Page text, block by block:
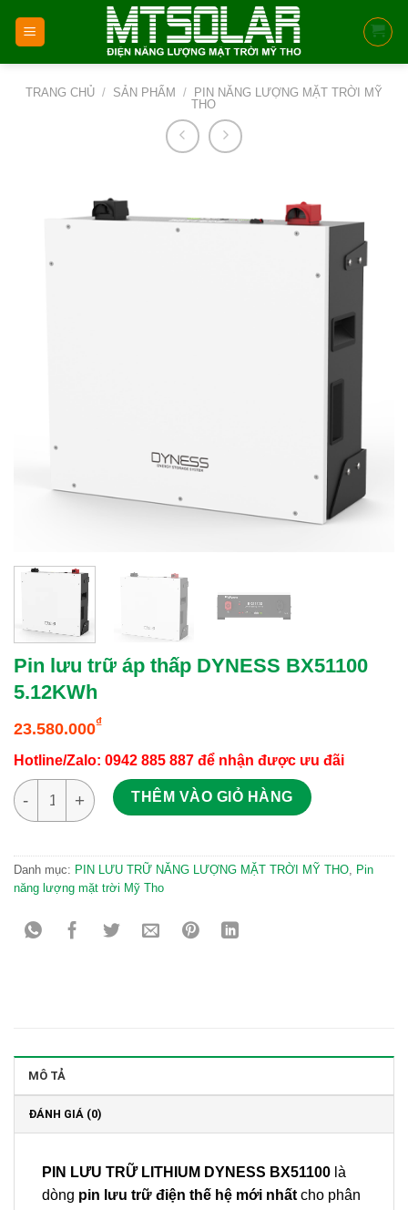
TRANG CHỦ / SẢN PHẨM /
PIN NĂNG LƯỢNG MẶT TRỜI MỸ
THO
Pin lưu trữ áp thấp DYNESS BX51100
5.12KWh
23.580.000₫
Hotline/Zalo: 0942 885 887 để nhận được ưu đãi
Pin lưu trữ áp thấp DYNESS BX51100 5.12KWh số lượng
THÊM VÀO GIỎ HÀNG
Danh mục: PIN LƯU TRỮ NĂNG LƯỢNG MẶT TRỜI MỸ THO, Pin
năng lượng mặt trời Mỹ Tho
MÔ TẢ
ĐÁNH GIÁ (0)
PIN LƯU TRỮ LITHIUM DYNESS BX51100 là
dòng pin lưu trữ điện thế hệ mới nhất cho phân